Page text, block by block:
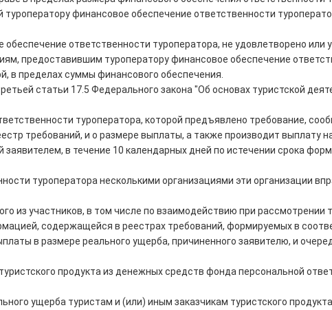
финансовое обеспечение ответственности
ответственности туроператора, не удовлетворено или
предоставившим туроператору финансовое обеспечение
в пределах суммы финансового обеспечения.
статьи 17.5 Федерального закона "Об основах туристской
туроператора, которой предъявлено требование,
требований, и о размере выплаты, а также производит выплату
в течение 10 календарных дней по истечении срока
туроператора несколькими организациями эти организации
из участников, в том числе по взаимодействию при рассмотрении
содержащейся в реестрах требований, формируемых в
в размере реального ущерба, причиненного заявителю, и
продукта из денежных средств фонда персональной
ущерба туристам и (или) иным заказчикам туристского